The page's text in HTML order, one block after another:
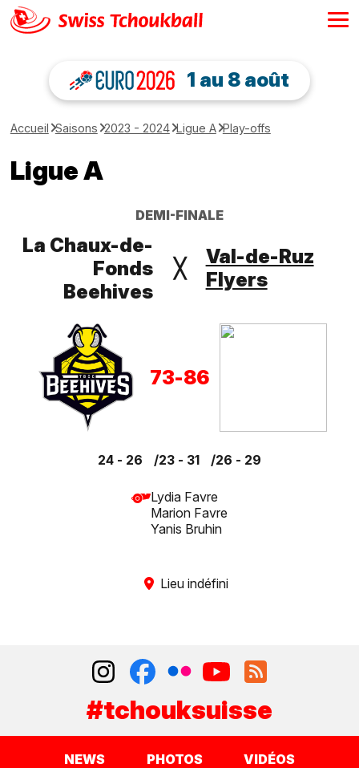
1 au 8 août
Accueil Saisons 2023 - 2024 Ligue A Play-offs
Ligue A
DEMI-FINALE
La Chaux-de-
Fonds
Beehives
╳
Val-de-Ruz
Flyers
73-86
24 - 26 23 - 31 26 - 29
Lydia Favre
Marion Favre
Yanis Bruhin
Lieu indéfini
#tchouksuisse
NEWS PHOTOS
VIDÉOS